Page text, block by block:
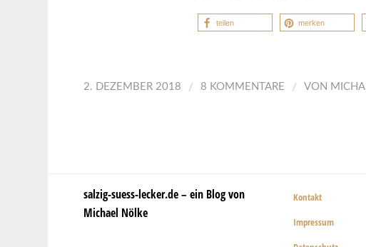
teilen merken
2. DEZEMBER 2018 / 8 KOMMENTARE / VON
salzig-suess-lecker.de – ein Blog von
Michael Nölke
Kontakt
Impressum